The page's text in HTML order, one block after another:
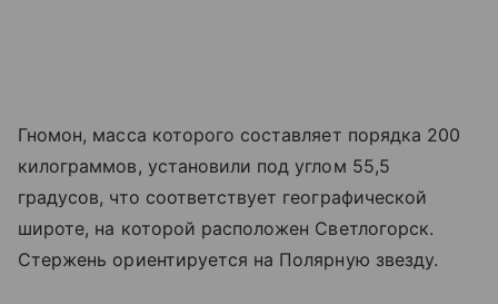
Гномон, масса которого составляет порядка 200
килограммов, установили под углом 55,5
градусов, что соответствует географической
широте, на которой расположен Светлогорск.
Стержень ориентируется на Полярную звезду.